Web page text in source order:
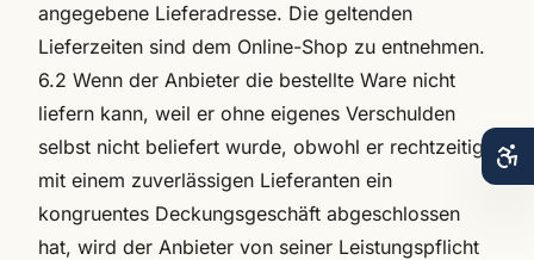
angegebene Lieferadresse. Die geltenden
Lieferzeiten sind dem Online-Shop zu entnehmen.
6.2 Wenn der Anbieter die bestellte Ware nicht
liefern kann, weil er ohne eigenes Verschulden
selbst nicht beliefert wurde, obwohl er rechtzeitig
mit einem zuverlässigen Lieferanten ein
kongruentes Deckungsgeschäft abgeschlossen
hat, wird der Anbieter von seiner Leistungspflicht